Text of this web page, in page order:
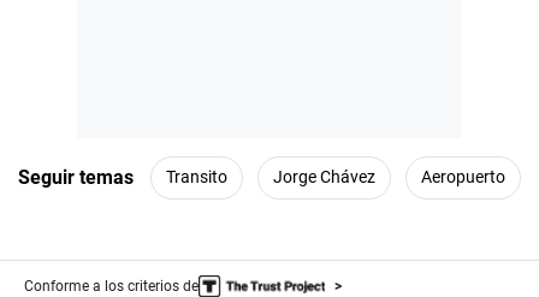
Seguir temas Transito Jorge Chávez Aeropuerto
Conforme a los criterios de